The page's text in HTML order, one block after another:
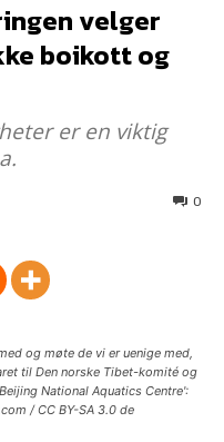
velger
boikott og
er en viktig
0
og møte de vi er uenige med,
til Den norske Tibet-komité og
National Aquatics Centre':
/ CC BY-SA 3.0 de